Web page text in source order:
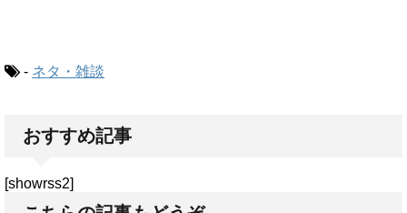
- ネタ・雑談
おすすめ記事
[showrss2]